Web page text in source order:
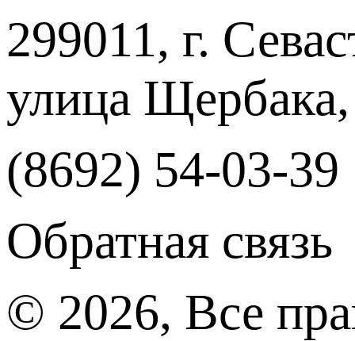
299011, г.
улица
(8692) 54-03-39
Обратная связь
© 2026, Все